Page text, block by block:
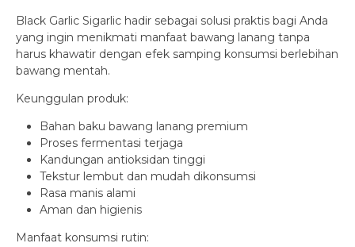
Black Garlic Sigarlic hadir sebagai solusi praktis bagi Anda
yang ingin menikmati manfaat bawang lanang tanpa
harus khawatir dengan efek samping konsumsi berlebihan
bawang mentah.
Keunggulan produk:
Bahan baku bawang lanang premium
Proses fermentasi terjaga
Kandungan antioksidan tinggi
Tekstur lembut dan mudah dikonsumsi
Rasa manis alami
Aman dan higienis
Manfaat konsumsi rutin: